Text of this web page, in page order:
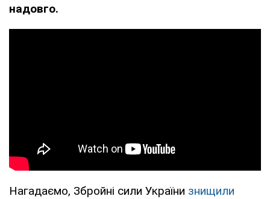
надовго.
Нагадаємо, Збройні сили України знищили